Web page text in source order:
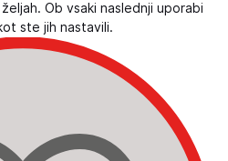
Ob vsaki naslednji uporabi
ste jih nastavili.